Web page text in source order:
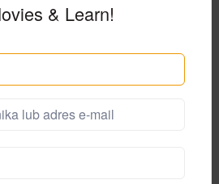
& Learn!